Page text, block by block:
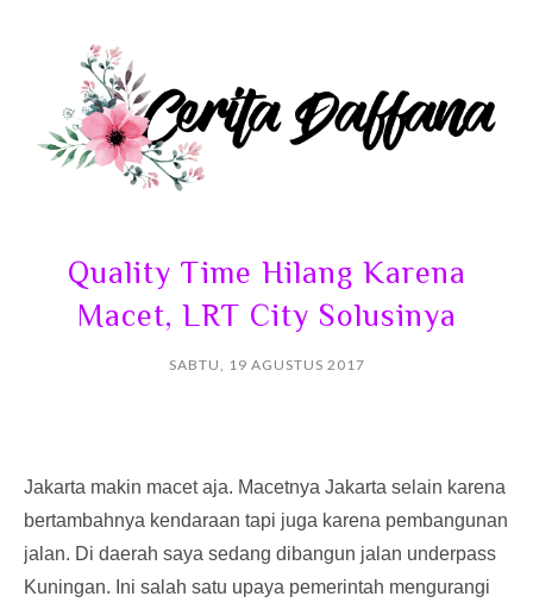
Quality Time Hilang Karena
Macet, LRT City Solusinya
SABTU, 19 AGUSTUS 2017
Jakarta makin macet aja. Macetnya Jakarta selain karena
bertambahnya kendaraan tapi juga karena pembangunan
jalan. Di daerah saya sedang dibangun jalan underpass
Kuningan. Ini salah satu upaya pemerintah mengurangi